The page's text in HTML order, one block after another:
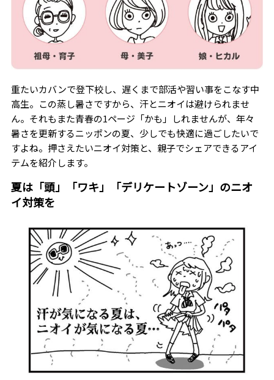
重たいカバンで登下校し、遅くまで部活や習い事をこなす中
高生。この蒸し暑さですから、汗とニオイは避けられませ
ん。それもまた青春の1ページ「かも」しれませんが、年々
暑さを更新するニッポンの夏、少しでも快適に過ごしたいで
すよね。押さえたいニオイ対策と、親子でシェアできるアイ
テムを紹介します。
夏は「頭」「ワキ」「デリケートゾーン」のニオ
イ対策を